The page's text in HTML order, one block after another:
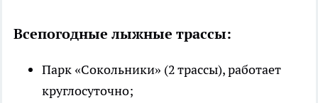
Всепогодные лыжные трассы:
Парк «Сокольники» (2 трассы), работает
круглосуточно;